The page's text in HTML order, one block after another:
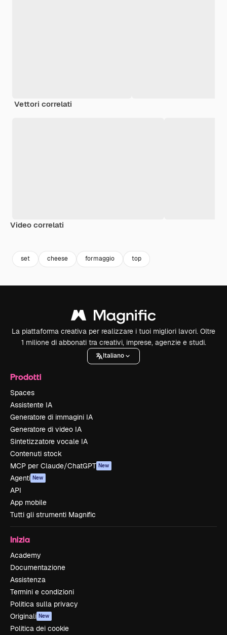
Vettori correlati
Video correlati
set cheese formaggio top
La piattaforma creativa per realizzare i tuoi migliori lavori. Oltre
1 milione di abbonati tra creativi, imprese, agenzie e studi.
Italiano
Prodotti
Spaces
Assistente IA
Generatore di immagini IA
Generatore di video IA
Sintetizzatore vocale IA
Contenuti stock
MCP per Claude/ChatGPT New
Agenti New
API
App mobile
Tutti gli strumenti Magnific
Inizia
Academy
Documentazione
Assistenza
Termini e condizioni
Politica sulla privacy
Originali New
Politica dei cookie